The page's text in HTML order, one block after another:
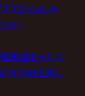
ワグナーJr. vs
ト！
楽園ホール大
NOAHを楽し